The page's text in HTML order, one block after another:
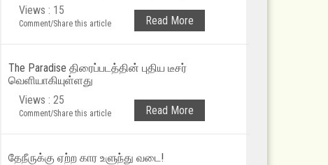
Views : 15
Comment/Share this article Read More
The Paradise திரைப்படத்தின் புதிய டீசர்
வெளியாகியுள்ளது
Views : 25
Comment/Share this article Read More
தேநீருக்கு ஏற்ற கார உளுந்து வடை!